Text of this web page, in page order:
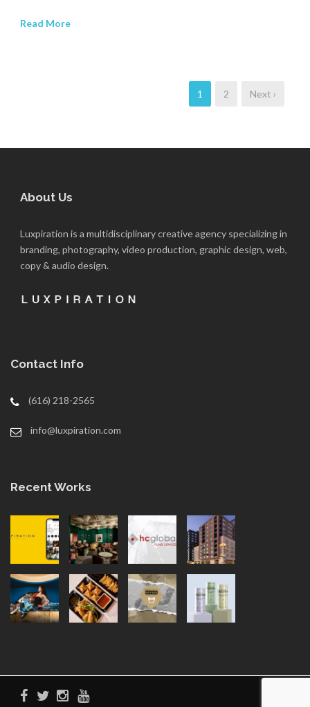
Read More
1 2 Next ›
About Us
Luxpiration is a multidisciplinary creative agency specializing in
branding, photography, video production, graphic design, web,
copy & audio design.
Contact Info
(616) 218-2565
info@luxpiration.com
Recent Works